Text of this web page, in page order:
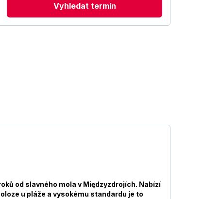
Vyhledat termín
od slavného mola v Międzyzdrojích. Nabízí
u pláže a vysokému standardu je to